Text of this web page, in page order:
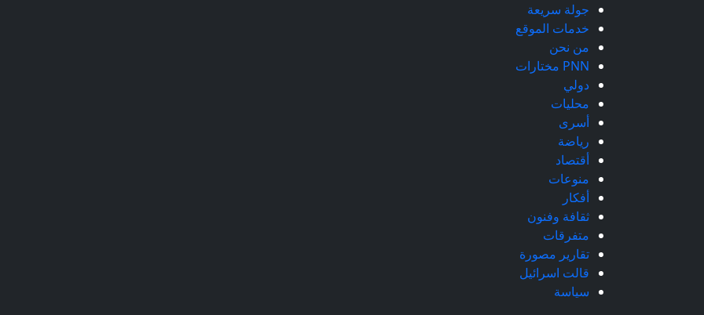
جولة سريعة
خدمات الموقع
من نحن
PNN مختارات
دولي
محليات
أسرى
رياضة
أقتصاد
منوعات
أفكار
ثقافة وفنون
متفرقات
تقارير مصورة
قالت اسرائيل
سياسة